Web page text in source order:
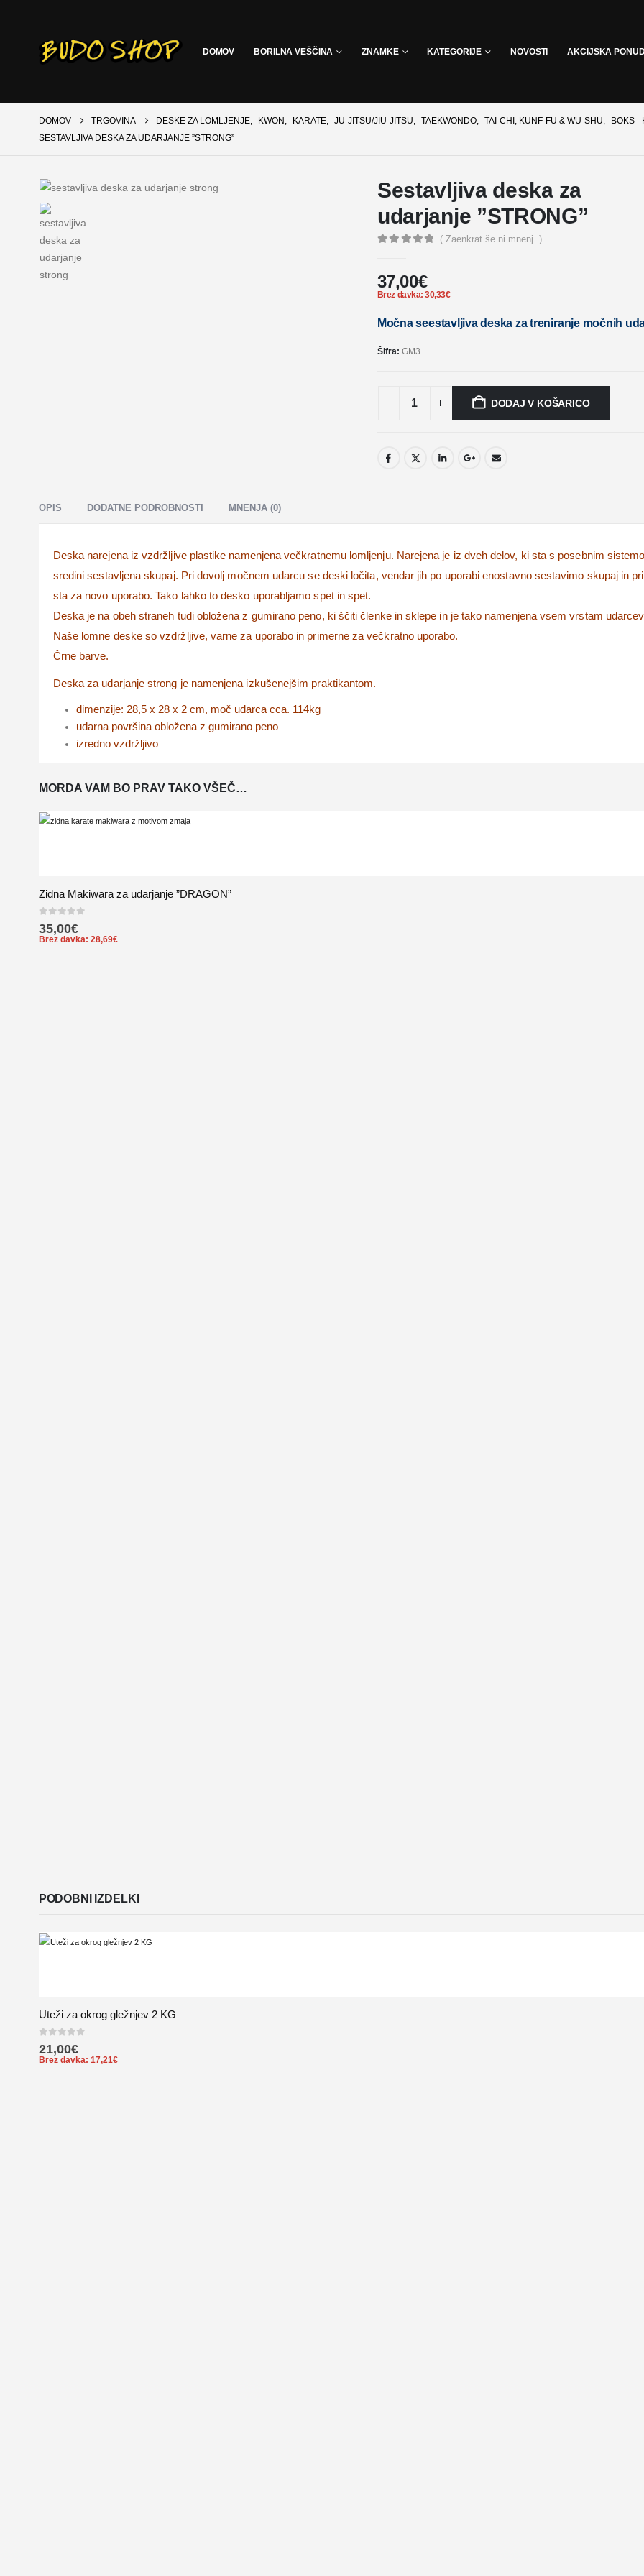
DOMOV BORILNA VEŠČINA ZNAMKE KATEGORIJE NOVOSTI AKCIJSKA
DOMOV TRGOVINA DESKE ZA LOMLJENJE, KWON , KARATE, JU-JITSU/JIU-JITSU, TAEKWONDO, TAI-CHI, KUNF-FU & WU-SHU, BOKS -
SESTAVLJIVA DESKA ZA UDARJANJE ”STRONG”
Sestavljiva deska za
udarjanje ”STRONG”
( Zaenkrat še ni mnenj. )
37,00€
Brez davka:30,33€
Močna seestavljiva deska za treniranje močnih
Šifra: GM3
DODAJ V KOŠARICO
OPIS DODATNE PODROBNOSTI MNENJA (0)
Deska narejena iz vzdržljive plastike namenjena večkratnemu lomljenju. Narejena je iz dveh delov, ki sta s posebnim
sredini sestavljena skupaj. Pri dovolj močnem udarcu se deski ločita, vendar jih po uporabi enostavno sestavimo skupaj in
sta za novo uporabo. Tako lahko to desko uporabljamo spet in spet.
Deska je na obeh straneh tudi obložena z gumirano peno, ki ščiti členke in sklepe in je tako namenjena vsem vrstam
Naše lomne deske so vzdržljive, varne za uporabo in primerne za večkratno uporabo.
Črne barve.
Deska za udarjanje strong je namenjena izkušenejšim praktikantom.
dimenzije: 28,5 x 28 x 2 cm, moč udarca cca. 114kg
udarna površina obložena z gumirano peno
izredno vzdržljivo
MORDA VAM BO PRAV TAKO VŠEČ…
Zidna Makiwara za udarjanje ”DRAGON”
35,00€
Brez davka: 28,69€
PODOBNI IZDELKI
Uteži za okrog gležnjev 2 KG
21,00€
Brez davka: 17,21€